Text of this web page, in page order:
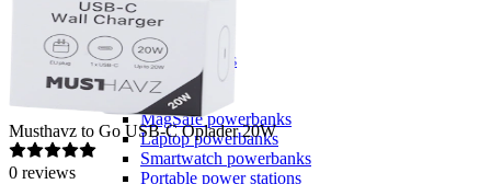
Nothing
Sony
Alle telefoons
Powerbanks
Powerbanks
MagSafe powerbanks
Laptop powerbanks
Smartwatch powerbanks
Portable power stations
Musthavz to Go USB-C Oplader 20W
0 reviews